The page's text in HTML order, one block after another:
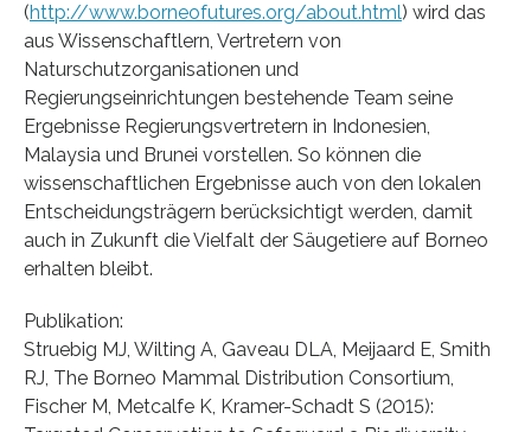
(http://www.borneofutures.org/about.html) wird das
aus Wissenschaftlern, Vertretern von
Naturschutzorganisationen und
Regierungseinrichtungen bestehende Team seine
Ergebnisse Regierungsvertretern in Indonesien,
Malaysia und Brunei vorstellen. So können die
wissenschaftlichen Ergebnisse auch von den lokalen
Entscheidungsträgern berücksichtigt werden, damit
auch in Zukunft die Vielfalt der Säugetiere auf Borneo
erhalten bleibt.
Publikation:
Struebig MJ, Wilting A, Gaveau DLA, Meijaard E, Smith
RJ, The Borneo Mammal Distribution Consortium,
Fischer M, Metcalfe K, Kramer-Schadt S (2015):